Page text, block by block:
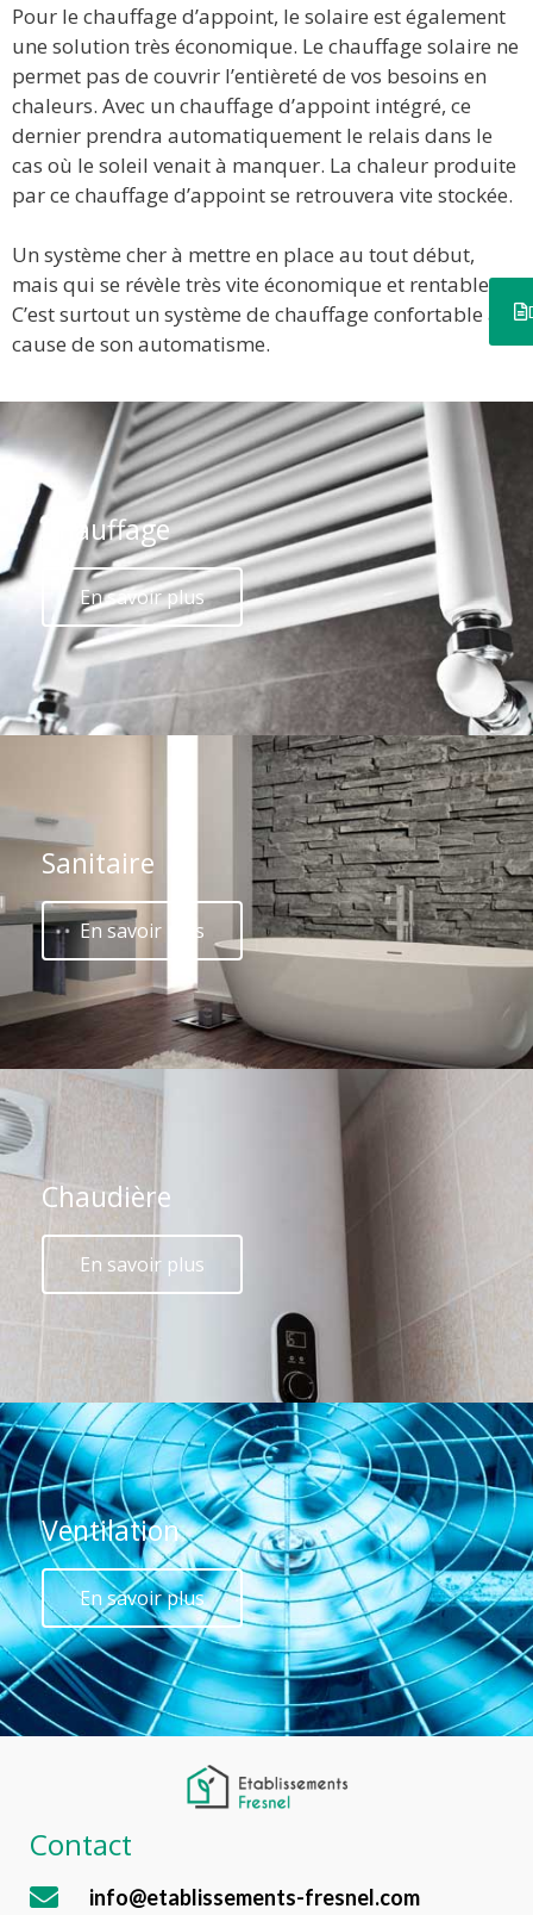
Pour le chauffage d’appoint, le solaire est également
une solution très économique. Le chauffage solaire ne
permet pas de couvrir l’entièreté de vos besoins en
chaleurs. Avec un chauffage d’appoint intégré, ce
dernier prendra automatiquement le relais dans le
cas où le soleil venait à manquer. La chaleur produite
par ce chauffage d’appoint se retrouvera vite stockée.
Un système cher à mettre en place au tout début,
mais qui se révèle très vite économique et rentable.
C’est surtout un système de chauffage confortable à
cause de son automatisme.
Chauffage
En savoir plus
Sanitaire
En savoir plus
Chaudière
En savoir plus
Ventilation
En savoir plus
Contact
info@etablissements-fresnel.com